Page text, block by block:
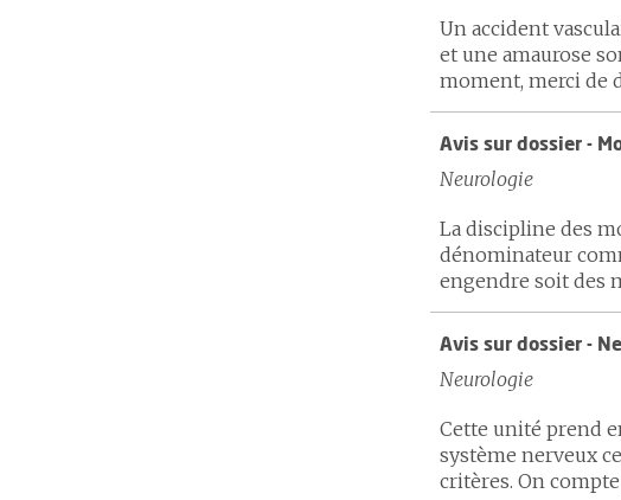
Un accident
et une amaurose
moment, merci de
Avis sur dossier -
Neurologie
La discipline des
dénominateur
engendre soit des
Avis sur dossier -
Neurologie
Cette unité prend
système nerveux
critères. On